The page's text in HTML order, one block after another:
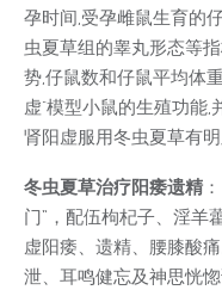
孕时间,受孕雌鼠生育的
虫夏草组的睾丸形态等
势,仔鼠数和仔鼠平均体
虚"模型小鼠的生殖功能,
肾阳虚服用冬虫夏草有明
冬虫夏草治疗阳痿遗精
门”，配伍枸杞子、淫羊
虚阳痿、遗精、腰膝酸
泄、耳鸣健忘及神思恍